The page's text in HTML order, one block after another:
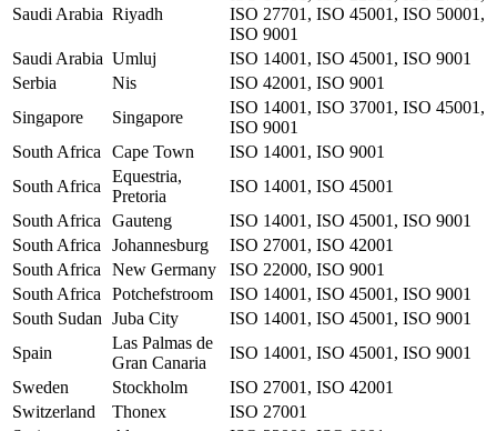
Saudi Arabia Riyadh
ISO 27701, ISO 45001, ISO 50001,
ISO 9001
Saudi Arabia Umluj
ISO 14001, ISO 45001, ISO 9001
Serbia
Nis
ISO 42001, ISO 9001
Singapore
Singapore
ISO 14001, ISO 37001, ISO 45001,
ISO 9001
South Africa
Cape Town
ISO 14001, ISO 9001
South Africa
Equestria,
Pretoria
ISO 14001, ISO 45001
South Africa
Gauteng
ISO 14001, ISO 45001, ISO 9001
South Africa
Johannesburg
ISO 27001, ISO 42001
South Africa
New Germany
ISO 22000, ISO 9001
South Africa
Potchefstroom
ISO 14001, ISO 45001, ISO 9001
South Sudan Juba City
ISO 14001, ISO 45001, ISO 9001
Spain
Las Palmas de
Gran Canaria
ISO 14001, ISO 45001, ISO 9001
Sweden
Stockholm
ISO 27001, ISO 42001
Switzerland
Thonex
ISO 27001